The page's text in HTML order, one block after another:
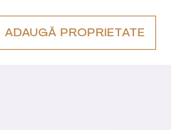
ADAUGĂ PROPRIETATE